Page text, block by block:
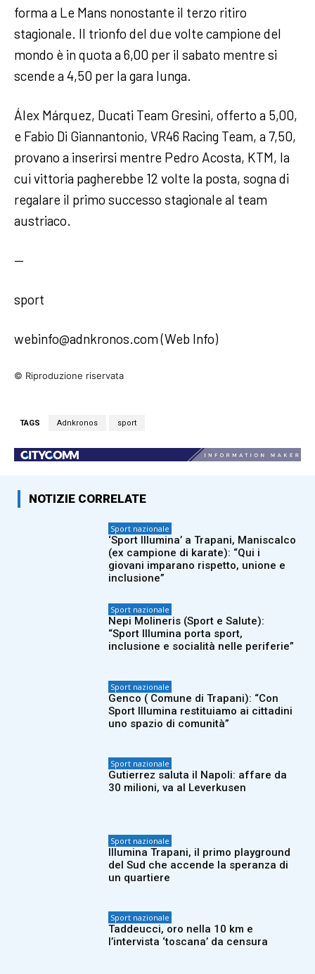
forma a Le Mans nonostante il terzo ritiro
stagionale. Il trionfo del due volte campione del
mondo è in quota a 6,00 per il sabato mentre si
scende a 4,50 per la gara lunga.
Álex Márquez, Ducati Team Gresini, offerto a 5,00,
e Fabio Di Giannantonio, VR46 Racing Team, a 7,50,
provano a inserirsi mentre Pedro Acosta, KTM, la
cui vittoria pagherebbe 12 volte la posta, sogna di
regalare il primo successo stagionale al team
austriaco.
—
sport
webinfo@adnkronos.com (Web Info)
© Riproduzione riservata
TAGS Adnkronos sport
NOTIZIE CORRELATE
Sport nazionale
‘Sport Illumina’ a Trapani, Maniscalco
(ex campione di karate): “Qui i
giovani imparano rispetto, unione e
inclusione”
Sport nazionale
Nepi Molineris (Sport e Salute):
“Sport Illumina porta sport,
inclusione e socialità nelle periferie”
Sport nazionale
Genco ( Comune di Trapani): “Con
Sport Illumina restituiamo ai cittadini
uno spazio di comunità”
Sport nazionale
Gutierrez saluta il Napoli: affare da
30 milioni, va al Leverkusen
Sport nazionale
Illumina Trapani, il primo playground
del Sud che accende la speranza di
un quartiere
Sport nazionale
Taddeucci, oro nella 10 km e
l’intervista ‘toscana’ da censura